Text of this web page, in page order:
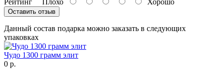
Рейтинг Плохо Хорошо
Оставить отзыв
Данный состав подарка можно заказать в следующих
упаковках
Чудо 1300 грамм элит
0 р.